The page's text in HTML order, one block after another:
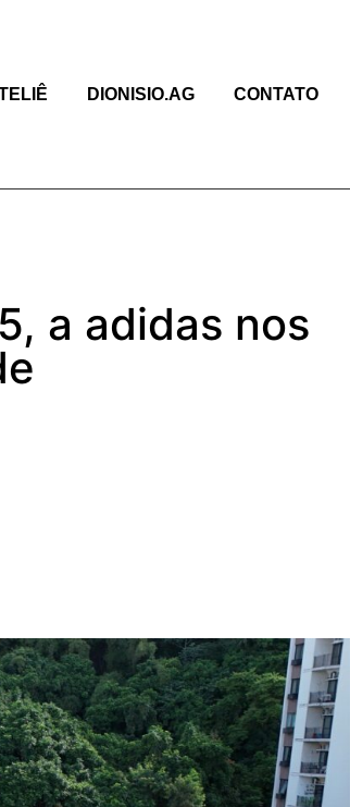
DIONISIO.AG CONTATO
a adidas nos